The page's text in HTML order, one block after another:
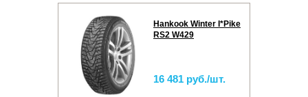
Hankook Winter I*Pike
RS2 W429
16 481 руб./шт.